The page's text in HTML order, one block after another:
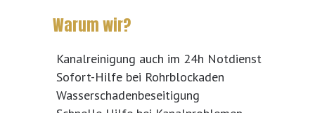
Warum wir?
Kanalreinigung auch im 24h Notdienst
Sofort-Hilfe bei Rohrblockaden
Wasserschadenbeseitigung